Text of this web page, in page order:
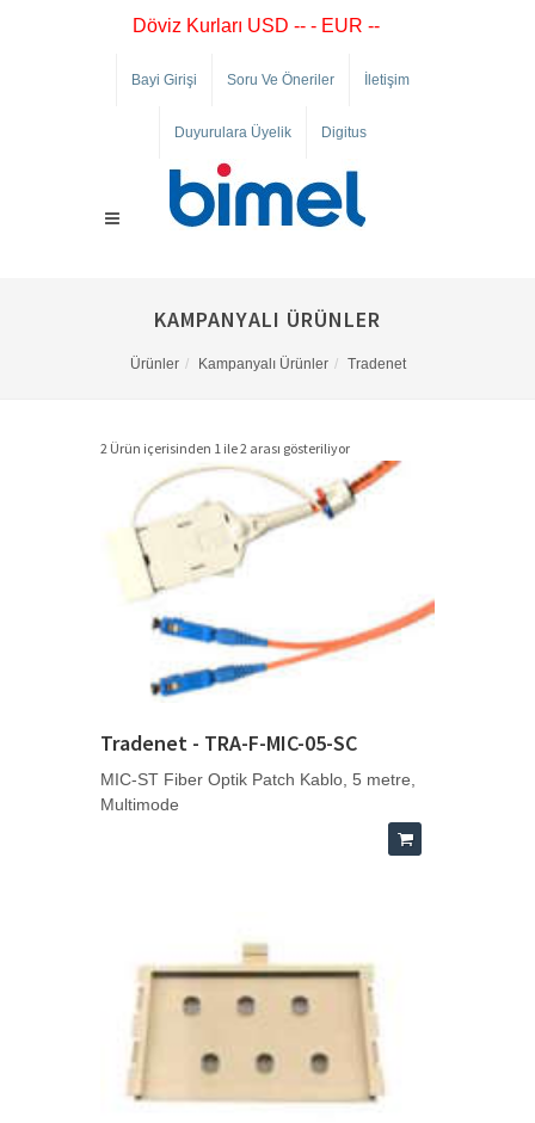
Döviz Kurları USD -- - EUR --
Bayi Girişi Soru Ve Öneriler İletişim
Duyurulara Üyelik Digitus
KAMPANYALI ÜRÜNLER
Ürünler Kampanyalı Ürünler Tradenet
2 Ürün içerisinden 1 ile 2 arası gösteriliyor
Tradenet - TRA-F-MIC-05-SC
MIC-ST Fiber Optik Patch Kablo, 5 metre,
Multimode